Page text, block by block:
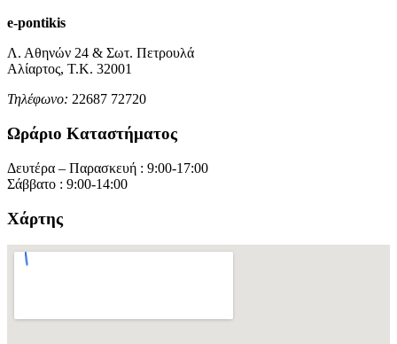
e-pontikis
Λ. Αθηνών 24 & Σωτ. Πετρουλά
Αλίαρτος, Τ.Κ. 32001
Τηλέφωνο: 22687 72720
Ωράριο Καταστήματος
Δευτέρα – Παρασκευή : 9:00-17:00
Σάββατο : 9:00-14:00
Χάρτης